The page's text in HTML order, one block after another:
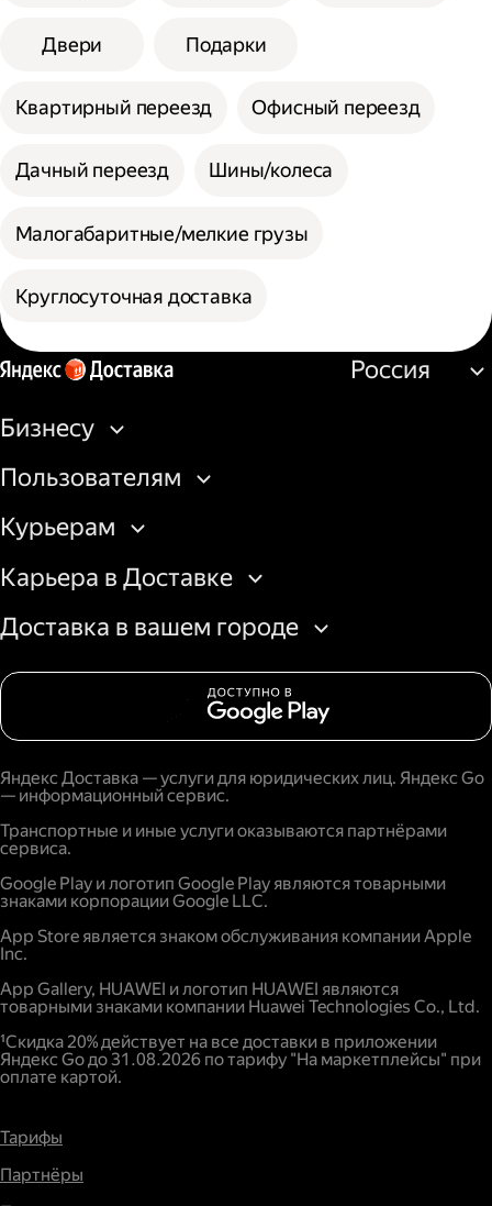
Двери Подарки
Квартирный переезд Офисный переезд
Дачный переезд Шины/колеса
Малогабаритные/мелкие грузы
Круглосуточная доставка
Россия
Бизнесу
Пользователям
Курьерам
Карьера в Доставке
Доставка в вашем городе
Яндекс Доставка — услуги для юридических лиц. Яндекс Go
— информационный сервис.
Транспортные и иные услуги оказываются партнёрами
сервиса.
Google Play и логотип Google Play являются товарными
знаками корпорации Google LLC.
App Store является знаком обслуживания компании Apple
Inc.
App Gallery, HUAWEI и логотип HUAWEI являются
товарными знаками компании Huawei Technologies Co., Ltd.
¹Скидка 20% действует на все доставки в приложении
Яндекс Go до 31.08.2026 по тарифу "На маркетплейсы" при
оплате картой.
Тарифы
Партнёры